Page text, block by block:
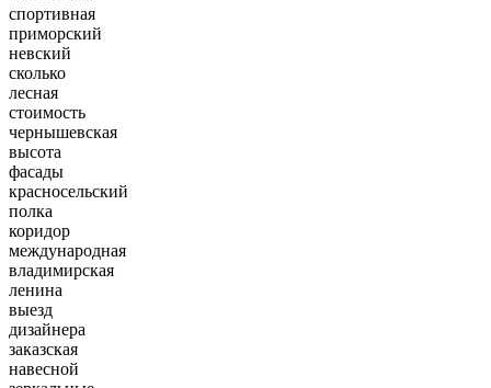
спортивная
приморский
невский
сколько
лесная
стоимость
чернышевская
высота
фасады
красносельский
полка
коридор
международная
владимирская
ленина
выезд
дизайнера
заказская
навесной